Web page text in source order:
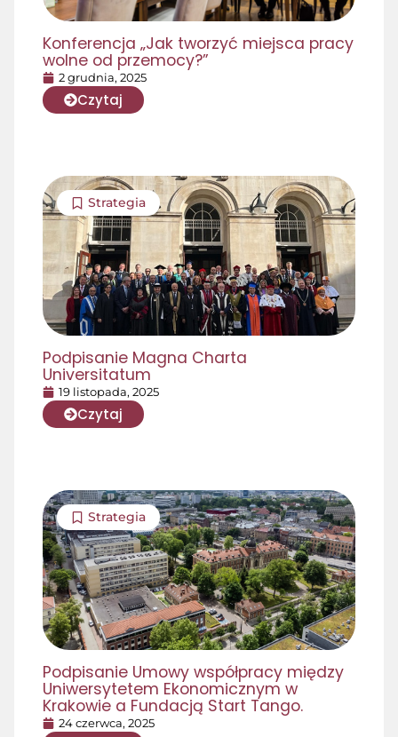
Konferencja „Jak tworzyć miejsca pracy
wolne od przemocy?”
2 grudnia, 2025
Czytaj
Strategia
Podpisanie Magna Charta
Universitatum
19 listopada, 2025
Czytaj
Strategia
Podpisanie Umowy współpracy między
Uniwersytetem Ekonomicznym w
Krakowie a Fundacją Start Tango.
24 czerwca, 2025